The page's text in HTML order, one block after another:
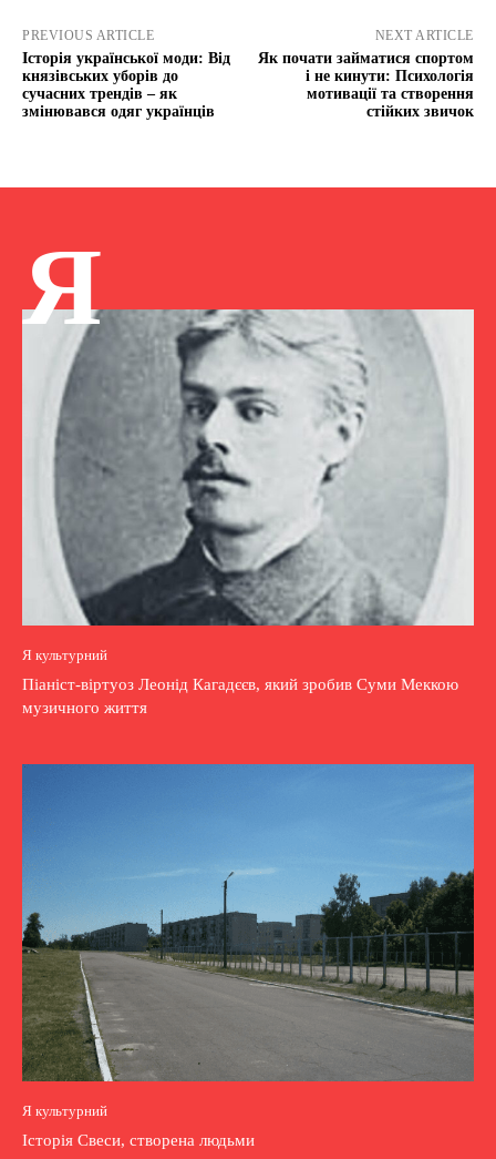
PREVIOUS ARTICLE
Історія української моди: Від
князівських уборів до
сучасних трендів – як
змінювався одяг українців
NEXT ARTICLE
Як почати займатися спортом
і не кинути: Психологія
мотивації та створення
стійких звичок
Я
Я культурний
Піаніст-віртуоз Леонід Кагадєєв, який зробив Суми Меккою
музичного життя
Я культурний
Історія Свеси, створена людьми